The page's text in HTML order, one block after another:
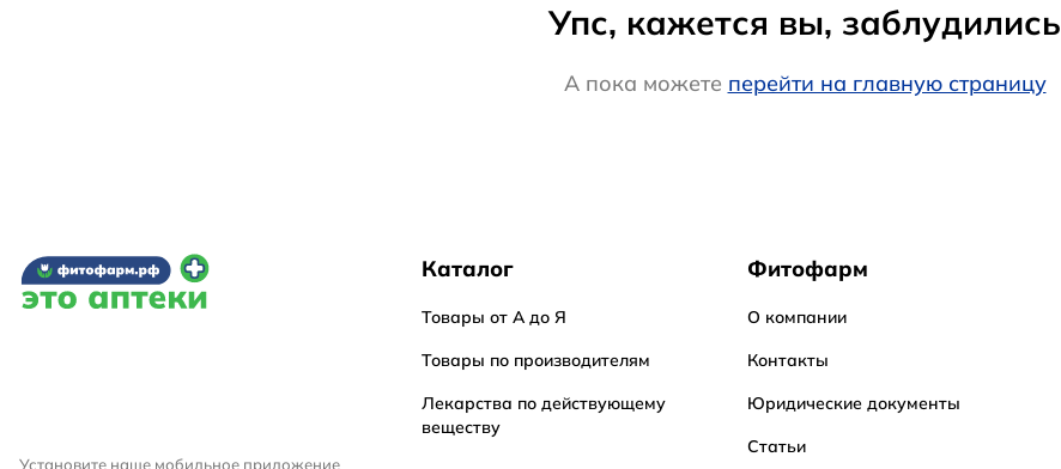
Упс, кажется вы, заблудились
А пока можете перейти на главную страницу
Установите наше мобильное приложение
Каталог
Товары от А до Я
Товары по производителям
Лекарства по действующему
веществу
Фитофарм
О компании
Контакты
Юридические документы
Статьи